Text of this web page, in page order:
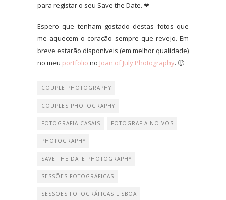
para registar o seu Save the Date. ❤︎
Espero que tenham gostado destas fotos que
me aquecem o coração sempre que revejo. Em
breve estarão disponíveis (em melhor qualidade)
no meu portfolio no Joan of July Photography. 🙂
COUPLE PHOTOGRAPHY
COUPLES PHOTOGRAPHY
FOTOGRAFIA CASAIS FOTOGRAFIA NOIVOS
PHOTOGRAPHY
SAVE THE DATE PHOTOGRAPHY
SESSÕES FOTOGRÁFICAS
SESSÕES FOTOGRÁFICAS LISBOA